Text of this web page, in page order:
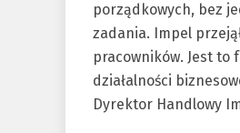
porządkowych, bez
zadania. Impel
pracowników. Jest to
działalności
Dyrektor Handlowy